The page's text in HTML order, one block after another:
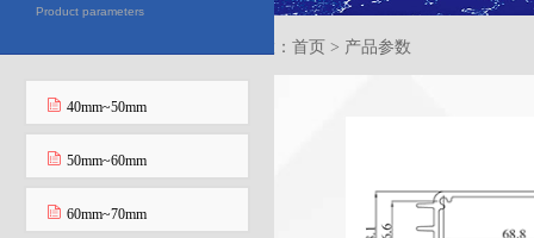
当前位置：首页 > 产品参数
Product parameters
40mm~50mm
50mm~60mm
60mm~70mm